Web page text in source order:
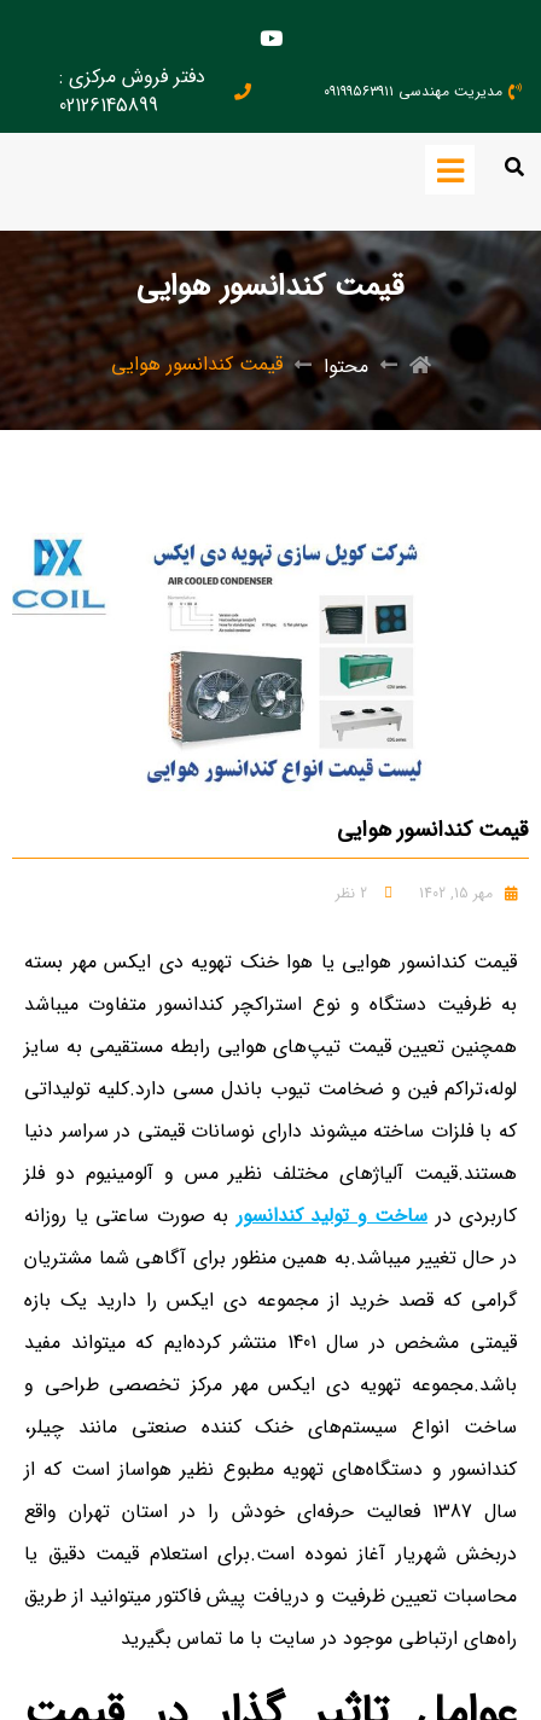
مدیریت مهندسی ۰۹۱۹۹۵۶۳۹۱۱
دفتر فروش مرکزی :
02126145899
قیمت کندانسور هوایی
محتوا قیمت کندانسور هوایی
قیمت کندانسور هوایی
مهر 15, 1402 2 نظر
قیمت کندانسور هوایی یا هوا خنک تهویه دی ایکس مهر بسته
به ظرفیت دستگاه و نوع استراکچر کندانسور متفاوت میباشد
همچنین تعیین قیمت تیپ‌های هوایی رابطه مستقیمی به سایز
لوله،تراکم فین و ضخامت تیوب باندل مسی دارد.کلیه تولیداتی
که با فلزات ساخته میشوند دارای نوسانات قیمتی در سراسر دنیا
هستند.قیمت آلیاژهای مختلف نظیر مس و آلومینیوم دو فلز
کاربردی در ساخت و تولید کندانسوربه صورت ساعتی یا روزانه
در حال تغییر میباشد.به همین منظور برای آگاهی شما مشتریان
گرامی که قصد خرید از مجموعه دی ایکس را دارید یک بازه
قیمتی مشخص در سال 1401 منتشر کرده‌ایم که میتواند مفید
باشد.مجموعه تهویه دی ایکس مهر مرکز تخصصی طراحی و
ساخت انواع سیستم‌های خنک کننده صنعتی مانند چیلر،
کندانسور و دستگاه‌های تهویه مطبوع نظیر هواساز است که از
سال 1387 فعالیت حرفه‌ای خودش را در استان تهران واقع
دربخش شهریار آغاز نموده است.برای استعلام قیمت دقیق یا
محاسبات تعیین ظرفیت و دریافت پیش فاکتور میتوانید از طریق
راه‌های ارتباطی موجود در سایت با ما تماس بگیرید